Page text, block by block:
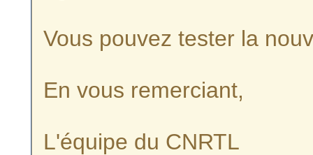
Vous pouvez tester la
En vous remerciant,
L'équipe du CNRTL